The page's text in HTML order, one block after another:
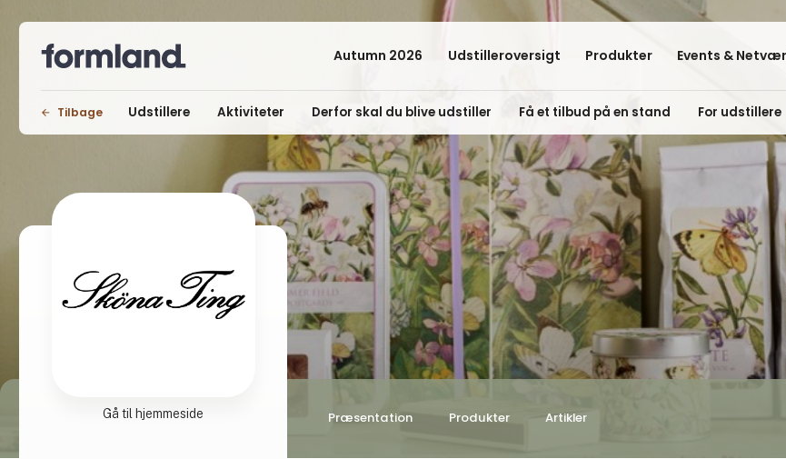
Autumn 2026 Udstilleroversigt Produkter Events &
Tilbage Udstillere Aktiviteter Derfor skal du blive udstiller Få et tilbud på en stand For udstillere
Præsentation Produkter Artikler
Gå til hjemmeside